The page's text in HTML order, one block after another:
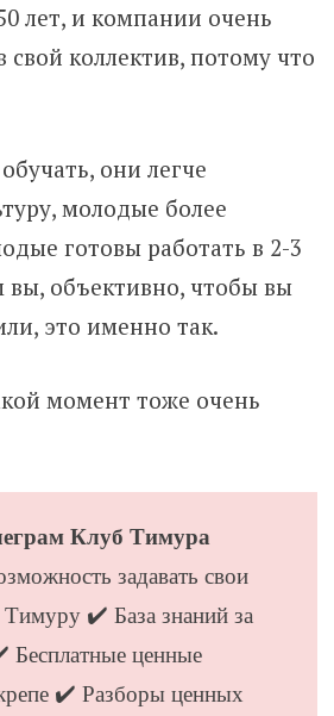
лет, и компании очень
свой коллектив, потому что
обучать, они легче
молодые более
готовы работать в 2-3
вы, объективно, чтобы вы
это именно так.
момент тоже очень
Клуб Тимура
задавать свои
✔️ База знаний за
Бесплатные ценные
✔️ Разборы ценных